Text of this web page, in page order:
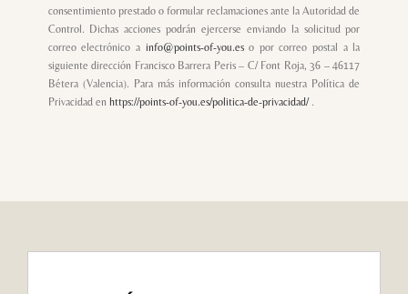
consentimiento prestado o formular reclamaciones ante la Autoridad de
Control. Dichas acciones podrán ejercerse enviando la solicitud por
correo electrónico a info@points-of-you.eso por correo postal a la
siguiente dirección Francisco Barrera Peris – C/ Font Roja, 36 – 46117
Bétera (Valencia). Para más información consulta nuestra Política de
Privacidad en https://points-of-you.es/politica-de-privacidad/.